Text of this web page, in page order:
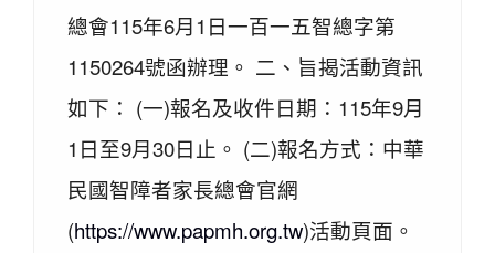
總會115年6月1日一百一五智總字第
1150264號函辦理。 二、旨揭活動資訊
如下： (一)報名及收件日期：115年9月
1日至9月30日止。 (二)報名方式：中華
民國智障者家長總會官網
(https://www.papmh.org.tw)活動頁面。